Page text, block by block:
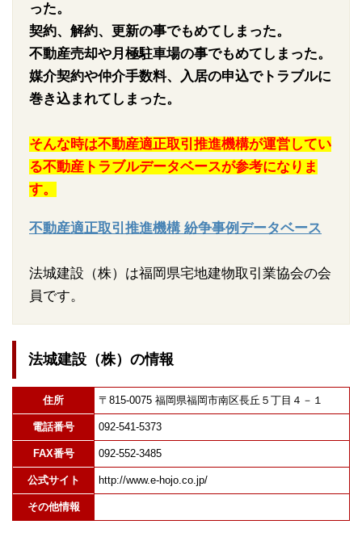
った。
契約、解約、更新の事でもめてしまった。
不動産売却や月極駐車場の事でもめてしまった。
媒介契約や仲介手数料、入居の申込でトラブルに
巻き込まれてしまった。
そんな時は不動産適正取引推進機構が運営してい
る不動産トラブルデータベースが参考になりま
す。
不動産適正取引推進機構 紛争事例データベース
法城建設（株）は福岡県宅地建物取引業協会の会
員です。
法城建設（株）の情報
住所 〒815-0075 福岡県福岡市南区長丘５丁目４－１
電話番号 092-541-5373
FAX番号 092-552-3485
公式サイト http://www.e-hojo.co.jp/
その他情報